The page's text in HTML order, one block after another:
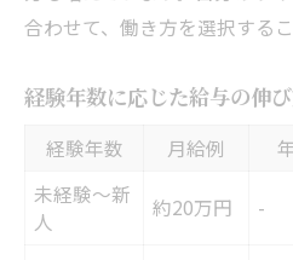
合わせて、働き方を選択するこ
経験年数に応じた給与の伸
経験年数 月給例
未経験～新
人
約20万円 -